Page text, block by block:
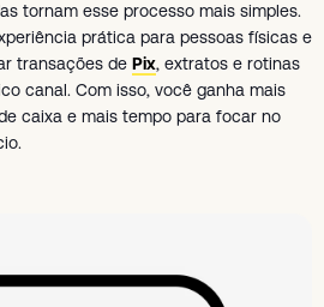
tornam esse processo mais simples.
prática para pessoas físicas e
transações de Pix, extratos e rotinas
canal. Com isso, você ganha mais
caixa e mais tempo para focar no